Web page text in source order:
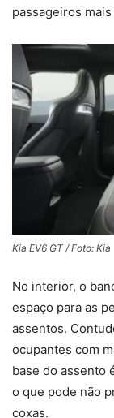
passageiros
Kia EV6 GT / Foto: Kia
No interior, o
espaço para as
assentos.
ocupantes com
base do assento
o que pode não
coxas.